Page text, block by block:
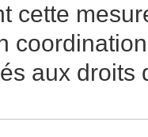
cette
aux droits